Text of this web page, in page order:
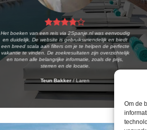
Om de
Het boeken van een reis via 2Spanje.nl was eenvoudig
en duidelijk. De website is gebruiksvriendelijk en biedt
een breed scala aan filters om je te helpen de perfecte
vakantie te vinden. De zoekresultaten zijn overzichtelijk
en tonen alle belangrijke informatie, zoals de prijs,
sterren en de locatie.
Teun Bakker /Laren